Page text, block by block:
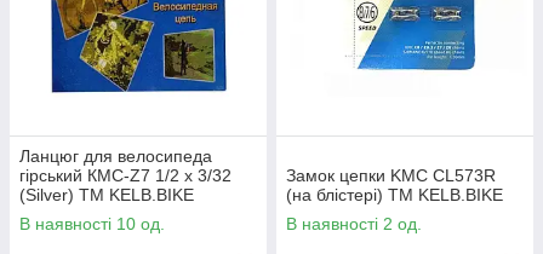
Ланцюг для велосипеда
гірський КМС-Z7 1/2 х 3/32
(Silver) ТМ KELB.BIKE
В наявності 10 од.
Замок цепки KMC CL573R
(на блістері) ТМ KELB.BIKE
В наявності 2 од.